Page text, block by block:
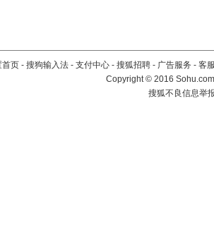
首页 - 搜狗输入法 - 支付中心 - 搜狐招聘 - 广告服务 - 客
Copyright©2016
搜狐不良信息举